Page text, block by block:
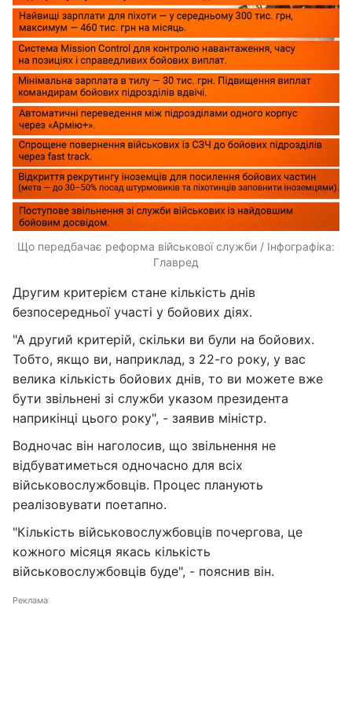
Що передбачає реформа військової служби / Інфографіка:
Главред
Другим критерієм стане кількість днів
безпосередньої участі у бойових діях.
"А другий критерій, скільки ви були на бойових.
Тобто, якщо ви, наприклад, з 22-го року, у вас
велика кількість бойових днів, то ви можете вже
бути звільнені зі служби указом президента
наприкінці цього року", - заявив міністр.
Водночас він наголосив, що звільнення не
відбуватиметься одночасно для всіх
військовослужбовців. Процес планують
реалізовувати поетапно.
"Кількість військовослужбовців почергова, це
кожного місяця якась кількість
військовослужбовців буде", - пояснив він.
Реклама